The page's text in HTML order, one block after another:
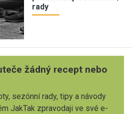
rady
žádný recept nebo
sezónní rady, tipy a návody
JakTak zpravodaji ve své e-